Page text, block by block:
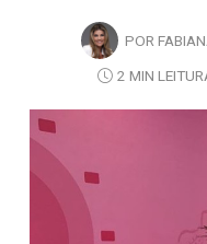
POR
2 MIN